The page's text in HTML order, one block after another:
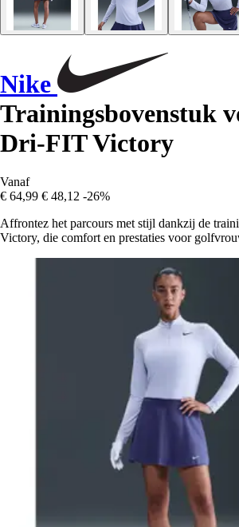
Nike
Trainingsbovenstuk
Dri-FIT Victory
Vanaf
€ 64,99 € 48,12 -26%
Affrontez het parcours met stijl dankzij de
Victory, die comfort en prestaties voor